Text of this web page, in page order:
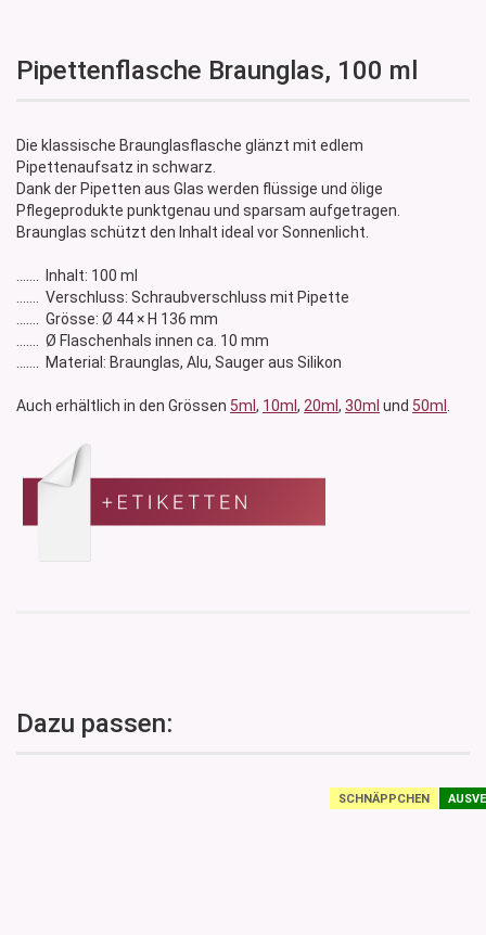
Pipettenflasche Braunglas, 100 ml
Die klassische Braunglasflasche glänzt mit edlem
Pipettenaufsatz in schwarz.
Dank der Pipetten aus Glas werden flüssige und ölige
Pflegeprodukte punktgenau und sparsam aufgetragen.
Braunglas schützt den Inhalt ideal vor Sonnenlicht.
....... Inhalt: 100 ml
....... Verschluss: Schraubverschluss mit Pipette
....... Grösse: Ø 44 × H 136 mm
....... Ø Flaschenhals innen ca. 10 mm
....... Material: Braunglas, Alu, Sauger aus Silikon
Auch erhältlich in den Grössen 5ml , 10ml , 20ml , 30ml und 50ml .
Dazu passen:
SCHNÄPPCHEN